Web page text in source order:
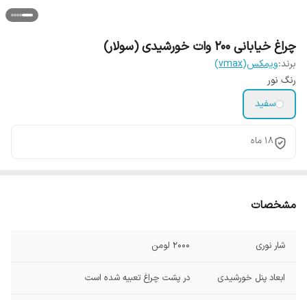
چراغ خیابانی 200 وات خورشیدی (سولار)
برند:ویمکس(vmax)
رنگ نور
سفید
18 ماه
مشخصات
شار نوری 2000 لومن
ابعاد پنل خورشیدی در پشت چراغ تعبیه شده است